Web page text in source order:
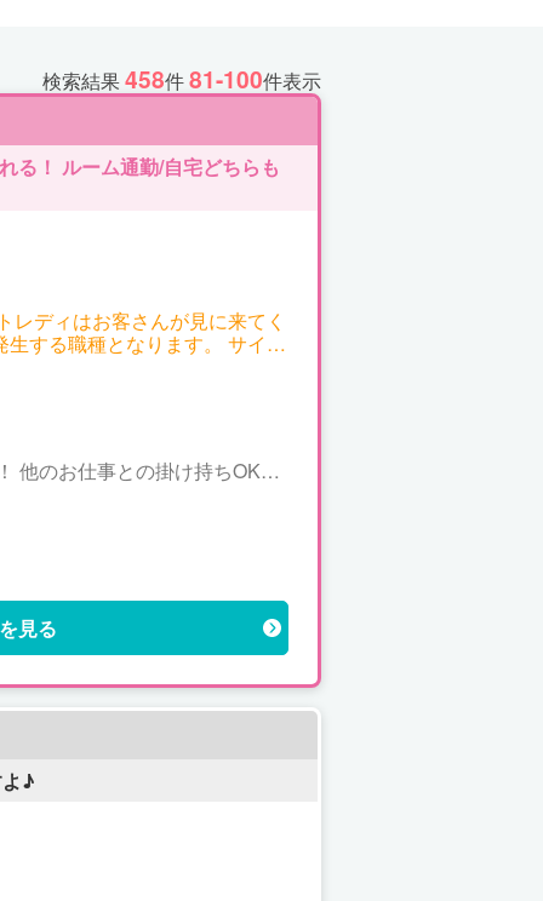
検索結果458件81-100件表示
る！ ルーム通勤/自宅どちらも
レディはお客さんが見に来てく
する職種となります。 サイト
増える程、時給ＵＰ！ 平均で
上の方も普通にいらっしゃい
他のお仕事との掛け持ちOK！
見る
♪